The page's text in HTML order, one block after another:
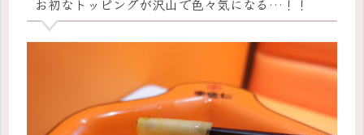
お初なトッピングが沢山で色々気になる…！！